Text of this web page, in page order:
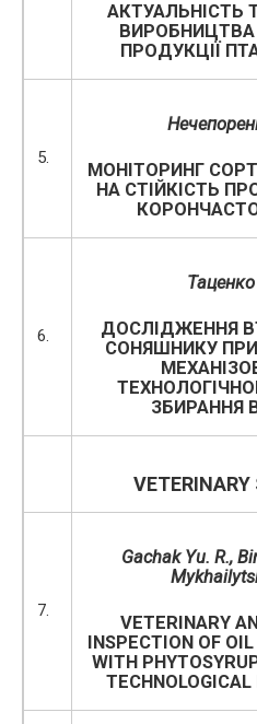
АКТУАЛЬНІСТЬ
ВИРОБНИЦТВА
ПРОДУКЦІЇ
5.
МОНІТОРИНГ
НА СТІЙКІСТЬ
6.
ДОСЛІДЖЕННЯ
СОНЯШНИКУ ПРИ
ЗБИРАННЯ
VETERINARY
7.
Gachak Yu. R.,
VETERINARY
INSPECTION OF
WITH